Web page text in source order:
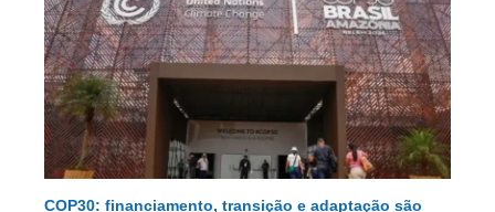
COP30: financiamento, transição e adaptação são